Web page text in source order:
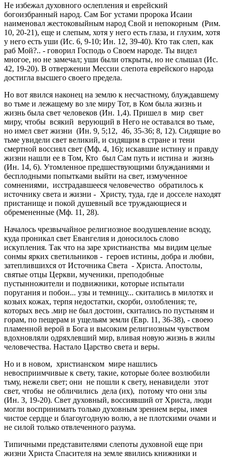
Не избежал духовного ослепления и еврейский
богоизбранный народ. Сам Бог устами пророка Исаии
наименовал жестоковыйным народ Свой и непокорным (Рим.
10, 20-21), еще и слепым, хотя у него есть глаза, и глухим, хотя
у него есть уши (Ис. 6, 9-10; Ин. 12, 39-40). Кто так слеп, как
раб Мой?.. - говорил Господь о Своем народе. Ты видел
многое, но не замечал; уши были открыты, но не слышал (Ис.
42, 19-20). В отвержении Мессии слепота еврейского народа
достигла высшего своего предела.
Но вот явился наконец на землю к несчастному, блуждавшему
во тьме и лежащему во зле миру Тот, в Ком была жизнь и
жизнь была свет человеков (Ин. 1,4). Пришел в мир свет
миру, чтобы всякий верующий в Него не оставался во тьме,
но имел свет жизни (Ин. 9, 5;12, 46, 35-36; 8, 12). Сидящие во
тьме увидели свет великий, и сидящим в стране и тени
смертной воссиял свет (Мф. 4, 16); искавшие истину и правду
жизни нашли ее в Том, Кто был Сам путь и истина и жизнь
(Ин. 14, 6). Утомленное предшествующими блужданиями и
бесплодными попытками выйти на свет, измученное
сомнениями, исстрадавшееся человечество обратилось к
источнику света и жизни - Христу, туда, где и досселе находят
пристанище и покой душевный все труждающиеся и
обремененные (Мф. 11, 28).
Началось чрезвычайное религиозное воодушевление всюду,
куда проникал свет Евангелия и доносилось слово
искупления. Так что на заре христианства мы видим целые
сонмы ярких светильников - героев истины, добра и любви,
затеплившихся от Источника Света - Христа. Апостолы,
святые отцы Церкви, мученики, преподобные
пустынножители и подвижники, которые испытали
поругания и побои... узы и темницу... скитались в милотях и
козьих кожах, терпя недостатки, скорби, озлобления; те,
которых весь .мир не был достоин, скитались по пустыням и
горам, по пещерам и ущельям земли (Евр. 11, 36-38), - своею
пламенной верой в Бога и высоким религиозным чувством
вдохновляли одряхлевший мир, вливая новую жизнь в жилы
человечества. Настало Царство света и веры.
Но и в новом, христианском мире нашлись
невосприимчивые к свету, такие, которые более возлюбили
тьму, нежели свет; они не пошли к свету, ненавидели этот
свет, чтобы не обличились дела (их), потому что они злы
(Ин. 3, 19-20). Свет духовный, воссиявший от Христа, люди
могли воспринимать только духовным зрением веры, имея
чистое сердце и благоугодную волю, а не плотскими очами и
не силой только отвлеченного разума.
Типичными представителями слепоты духовной еще при
жизни Христа Спасителя на земле явились книжники и